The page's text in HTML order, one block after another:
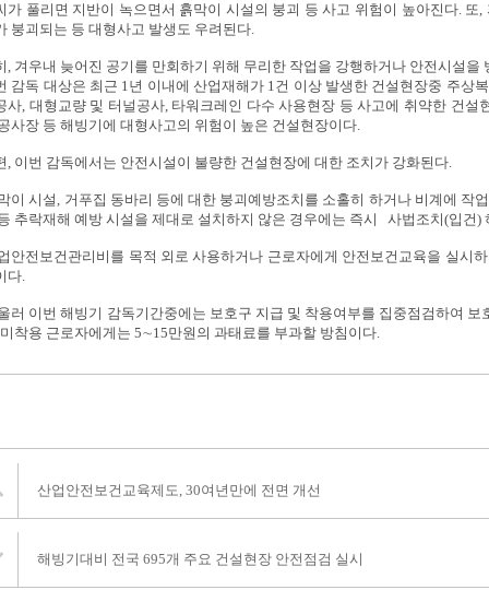
가 풀리면 지반이 녹으면서 흙막이 시설의 붕괴 등 사고 위험이 높아진다. 또
붕괴되는 등 대형사고 발생도 우려된다.
, 겨우내 늦어진 공기를 만회하기 위해 무리한 작업을 강행하거나 안전시설을
감독 대상은 최근 1년 이내에 산업재해가 1건 이상 발생한 건설현장중 주상
사, 대형교량 및 터널공사, 타워크레인 다수 사용현장 등 사고에 취약한 건
사장 등 해빙기에 대형사고의 위험이 높은 건설현장이다.
, 이번 감독에서는 안전시설이 불량한 건설현장에 대한 조치가 강화된다.
이 시설, 거푸집 동바리 등에 대한 붕괴예방조치를 소홀히 하거나 비계에 작
추락재해 예방 시설을 제대로 설치하지 않은 경우에는 즉시 사법조치(입건)
안전보건관리비를 목적 외로 사용하거나 근로자에게 안전보건교육을 실시
다.
러 이번 해빙기 감독기간중에는 보호구 지급 및 착용여부를 집중점검하여
착용 근로자에게는 5∼15만원의 과태료를 부과할 방침이다.
산업안전보건교육제도, 30여년만에 전면 개선
해빙기대비 전국 695개 주요 건설현장 안전점검 실시